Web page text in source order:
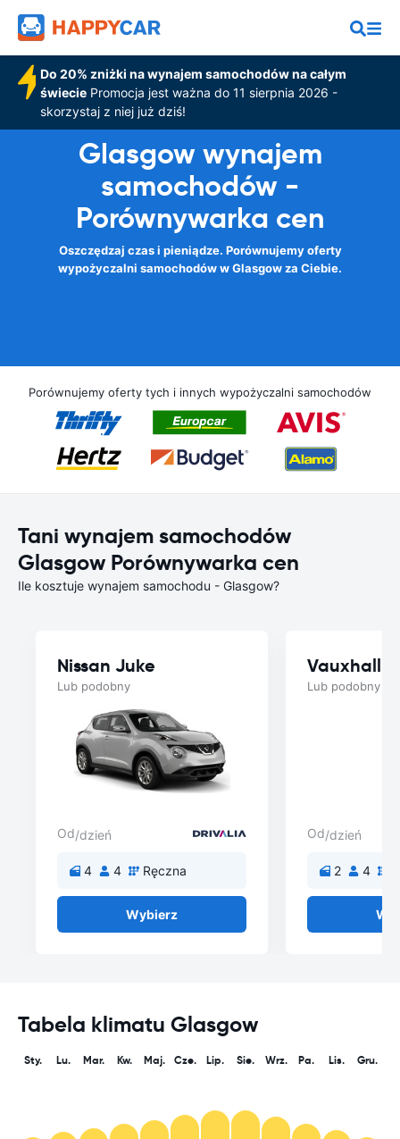
Do 20% zniżki na wynajem samochodów na całym
świeciePromocja jest ważna do 11 sierpnia 2026 -
skorzystaj z niej już dziś!
Glasgow wynajem
samochodów -
Porównywarka cen
Oszczędzaj czas i pieniądze. Porównujemy oferty
wypożyczalni samochodów w Glasgow za Ciebie.
Porównujemy oferty tych i innych wypożyczalni samochodów
Tani wynajem samochodów
Glasgow Porównywarka cen
Ile kosztuje wynajem samochodu - Glasgow?
Nissan Juke
Lub podobny
Od/dzień
4 4 Ręczna
Wybierz
Vauxhall
Lub podobny
Od/dzień
2 4
Tabela klimatu Glasgow
Sty. Lu. Mar. Kw. Maj. Cze. Lip. Sie. Wrz. Pa. Lis. Gru.